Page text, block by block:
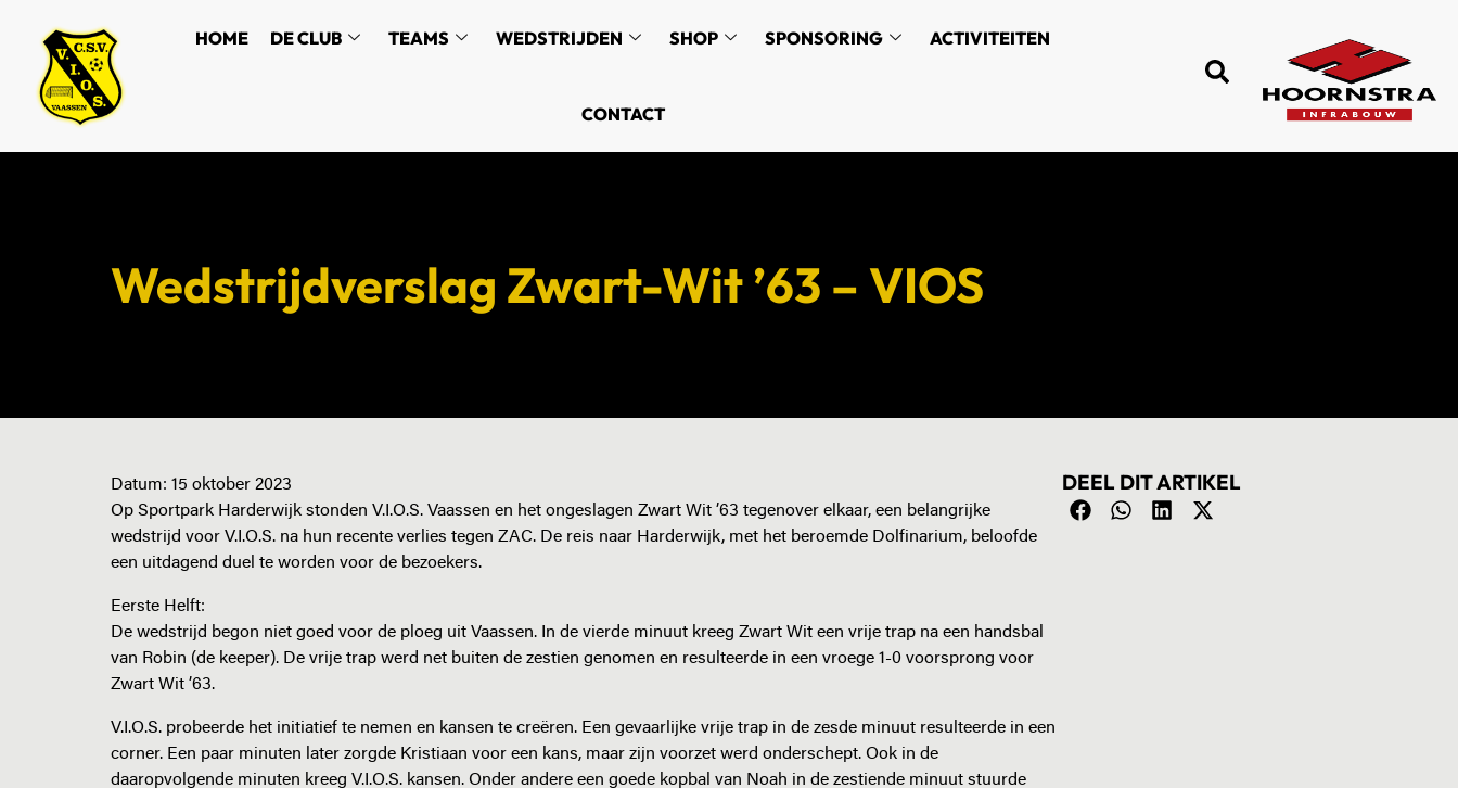
HOME DE CLUB TEAMS WEDSTRIJDEN SHOP SPONSORING ACTIVITEITEN
CONTACT
Wedstrijdverslag Zwart-Wit ’63 – VIOS
Datum: 15 oktober 2023
Op Sportpark Harderwijk stonden V.I.O.S. Vaassen en het ongeslagen Zwart Wit ’63 tegenover elkaar, een belangrijke
wedstrijd voor V.I.O.S. na hun recente verlies tegen ZAC. De reis naar Harderwijk, met het beroemde Dolfinarium, beloofde
een uitdagend duel te worden voor de bezoekers.
Eerste Helft:
De wedstrijd begon niet goed voor de ploeg uit Vaassen. In de vierde minuut kreeg Zwart Wit een vrije trap na een handsbal
van Robin (de keeper). De vrije trap werd net buiten de zestien genomen en resulteerde in een vroege 1-0 voorsprong voor
Zwart Wit ’63.
V.I.O.S. probeerde het initiatief te nemen en kansen te creëren. Een gevaarlijke vrije trap in de zesde minuut resulteerde in een
corner. Een paar minuten later zorgde Kristiaan voor een kans, maar zijn voorzet werd onderschept. Ook in de
daaropvolgende minuten kreeg V.I.O.S. kansen. Onder andere een goede kopbal van Noah in de zestiende minuut stuurde
DEEL DIT ARTIKEL